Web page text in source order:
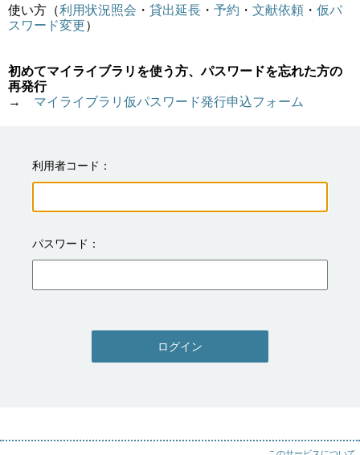
使い方（利用状況照会 ・ 貸出延長 ・ 予約 ・ 文献依頼 ・ 仮パ
スワード変更）
初めてマイライブラリを使う方、パスワードを忘れた方の
再発行
→ マイライブラリ仮パスワード発行申込フォーム
利用者コード
パスワード
ログイン